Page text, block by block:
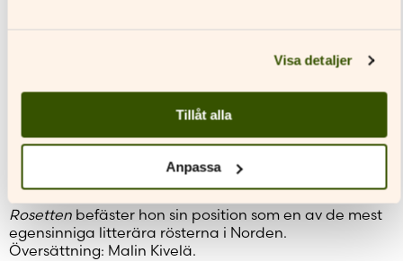
Visa detaljer
Tillåt alla
Anpassa
bakom vardagslyxen finns ofta exploatering som vi
vacker och brutal – våra njutningar bär på skuld.
Om författaren
Anu Kaaja (f. 1984) är bosatt i Helsingfors. Hon är
Rosetten befäster hon sin position som en av de mest
egensinniga litterära rösterna i Norden.
Översättning: Malin Kivelä.